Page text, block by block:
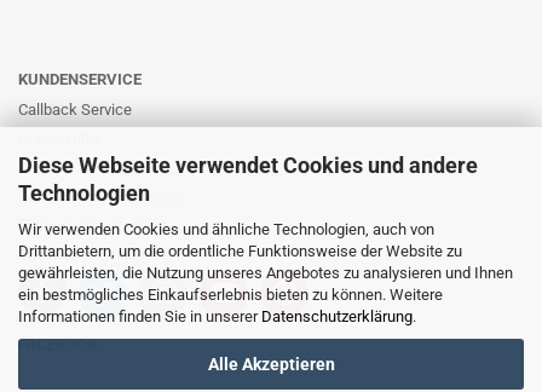
Diese Webseite verwendet Cookies und andere
Technologien
Wir verwenden Cookies und ähnliche Technologien, auch von
Drittanbietern, um die ordentliche Funktionsweise der Website zu
gewährleisten, die Nutzung unseres Angebotes zu analysieren und Ihnen
ein bestmögliches Einkaufserlebnis bieten zu können. Weitere
Informationen finden Sie in unserer Datenschutzerklärung.
Alle Akzeptieren
KUNDENSERVICE
Callback Service
Kontaktformular
E-Mail: info@likernow.de
Skype Live Support
Ihre Meinung und Ideen
FACEBOOK